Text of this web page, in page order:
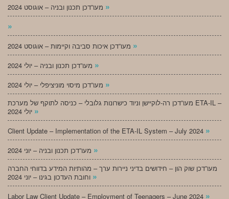
»
»
»
»
»
מעו”דכן רה-לוקיישן וניוד כישרונות גלובלי – כניסה לתוקף של מערכת ETA-IL –
»
Client Update – Implementation of the ETA-IL System – July 2024 »
»
מעו”דכן שוק הון – חידושים בדיני ניירות ערך – מהותיות המידע בדווחי החברה
»
Labor Law Client Update – Employment of Teenagers – June 2024 »